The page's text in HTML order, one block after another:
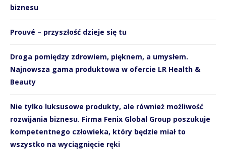
biznesu
Prouvé – przyszłość dzieje się tu
Droga pomiędzy zdrowiem, pięknem, a umysłem.
Najnowsza gama produktowa w ofercie LR Health &
Beauty
Nie tylko luksusowe produkty, ale również możliwość
rozwijania biznesu. Firma Fenix Global Group poszukuje
kompetentnego człowieka, który będzie miał to
wszystko na wyciągnięcie ręki